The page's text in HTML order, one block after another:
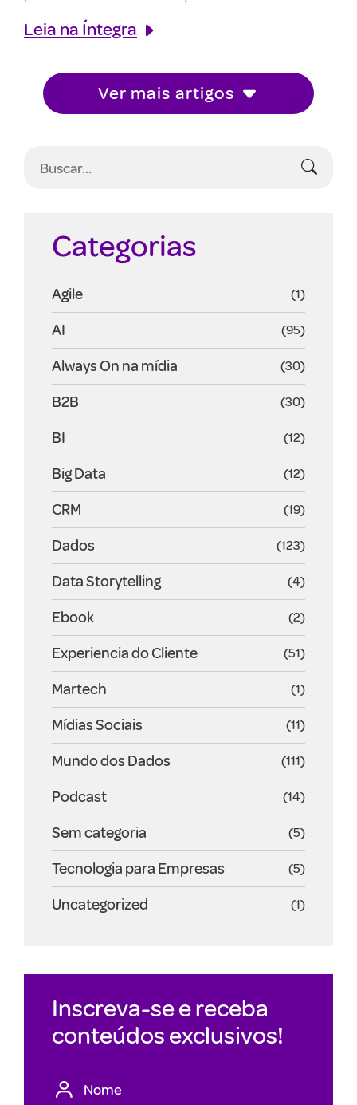
Leia na Íntegra
Ver mais artigos
Categorias
Agile (1)
AI (95)
Always On na mídia (30)
B2B (30)
BI (12)
Big Data (12)
CRM (19)
Dados (123)
Data Storytelling (4)
Ebook (2)
Experiencia do Cliente (51)
Martech (1)
Mídias Sociais (11)
Mundo dos Dados (111)
Podcast (14)
Sem categoria (5)
Tecnologia para Empresas (5)
Uncategorized (1)
Inscreva-se e receba
conteúdos exclusivos!